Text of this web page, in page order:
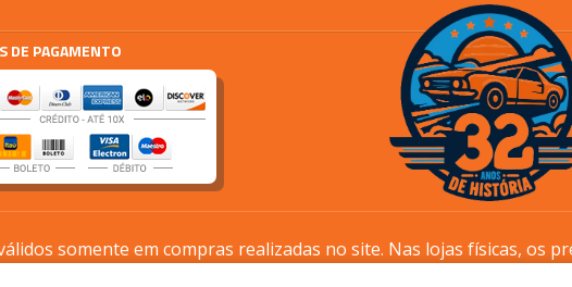
DE PAGAMENTO
somente em compras realizadas no site. Nas lojas físicas, os